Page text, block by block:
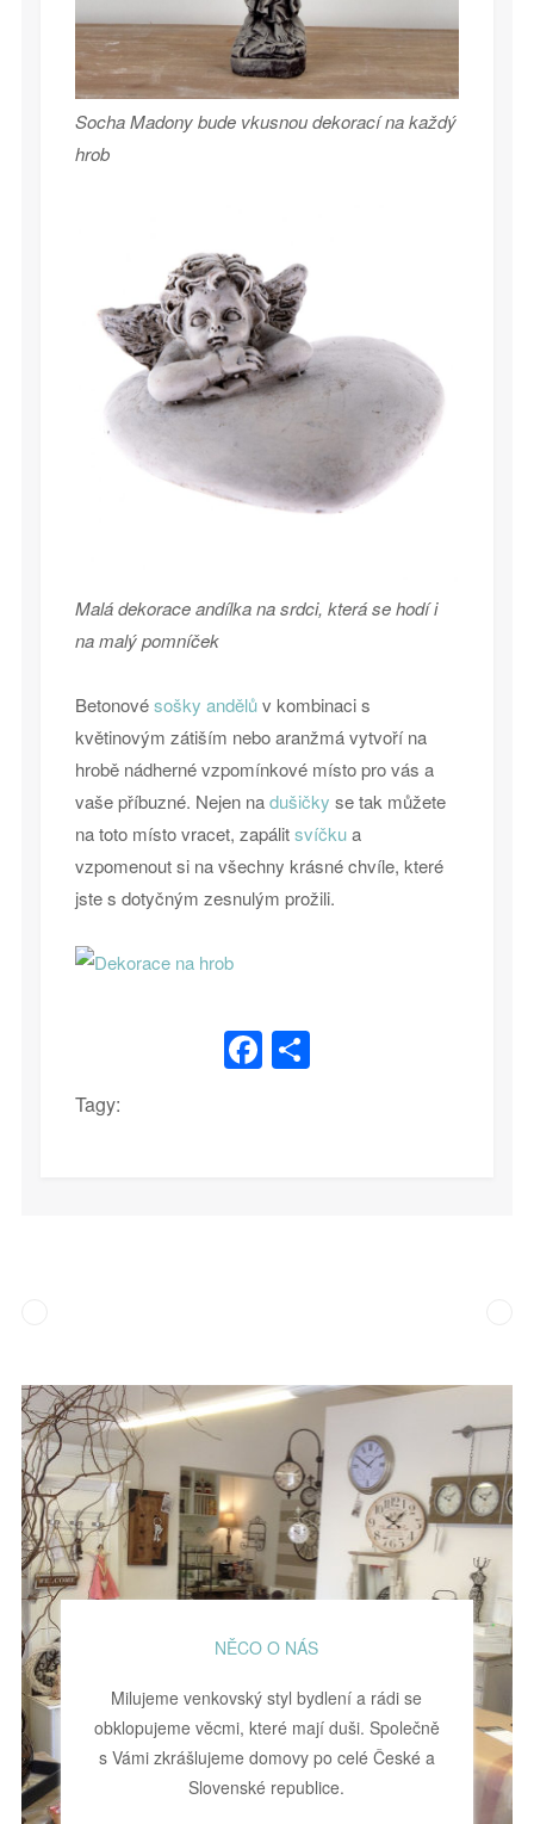
Socha Madony bude vkusnou dekorací na každý
hrob
Malá dekorace andílka na srdci, která se hodí i
na malý pomníček
Betonovésošky andělův kombinaci s
květinovým zátiším nebo aranžmá vytvoří na
hrobě nádherné vzpomínkové místo pro vás a
vaše příbuzné. Nejen nadušičky se tak můžete
na toto místo vracet, zapálitsvíčkua
vzpomenout si na všechny krásné chvíle, které
jste s dotyčným zesnulým prožili.
Facebook
Share
Tagy:
NĚCO O NÁS
Milujeme venkovský styl bydlení a rádi se
obklopujeme věcmi, které mají duši. Společně
s Vámi zkrášlujeme domovy po celé České a
Slovenské republice.